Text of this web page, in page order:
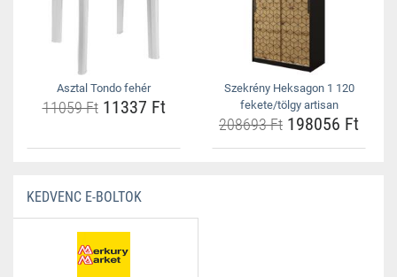
Asztal Tondo fehér
11059 Ft11337 Ft
Szekrény Heksagon 1 120
fekete/tölgy artisan
208693 Ft 198056 Ft
KEDVENC E-BOLTOK